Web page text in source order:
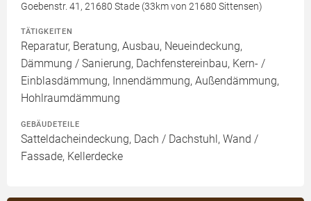
Goebenstr. 41, 21680 Stade (33km von 21680 Sittensen)
TÄTIGKEITEN
Reparatur, Beratung, Ausbau, Neueindeckung,
Dämmung / Sanierung, Dachfenstereinbau, Kern- /
Einblasdämmung, Innendämmung, Außendämmung,
Hohlraumdämmung
GEBÄUDETEILE
Satteldacheindeckung, Dach / Dachstuhl, Wand /
Fassade, Kellerdecke